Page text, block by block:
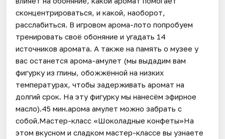
сконцентрироваться, и какой, наоборот,
расслабиться. В игровом арома-лото попробуем
тренировать своё обоняние и угадать 14
источников аромата. А также на память о музее у
вас останется арома-амулет (мы выдадим вам
фигурку из глины, обожжённой на низких
температурах, чтобы задерживать аромат на
долгий срок. На эту фигурку мы нанесём эфирное
масло).45 мин.арома амулет можно забрать с
собой.Мастер-класс «Шоколадные конфеты»На
этом вкусном и сладком мастер-классе вы узнаете